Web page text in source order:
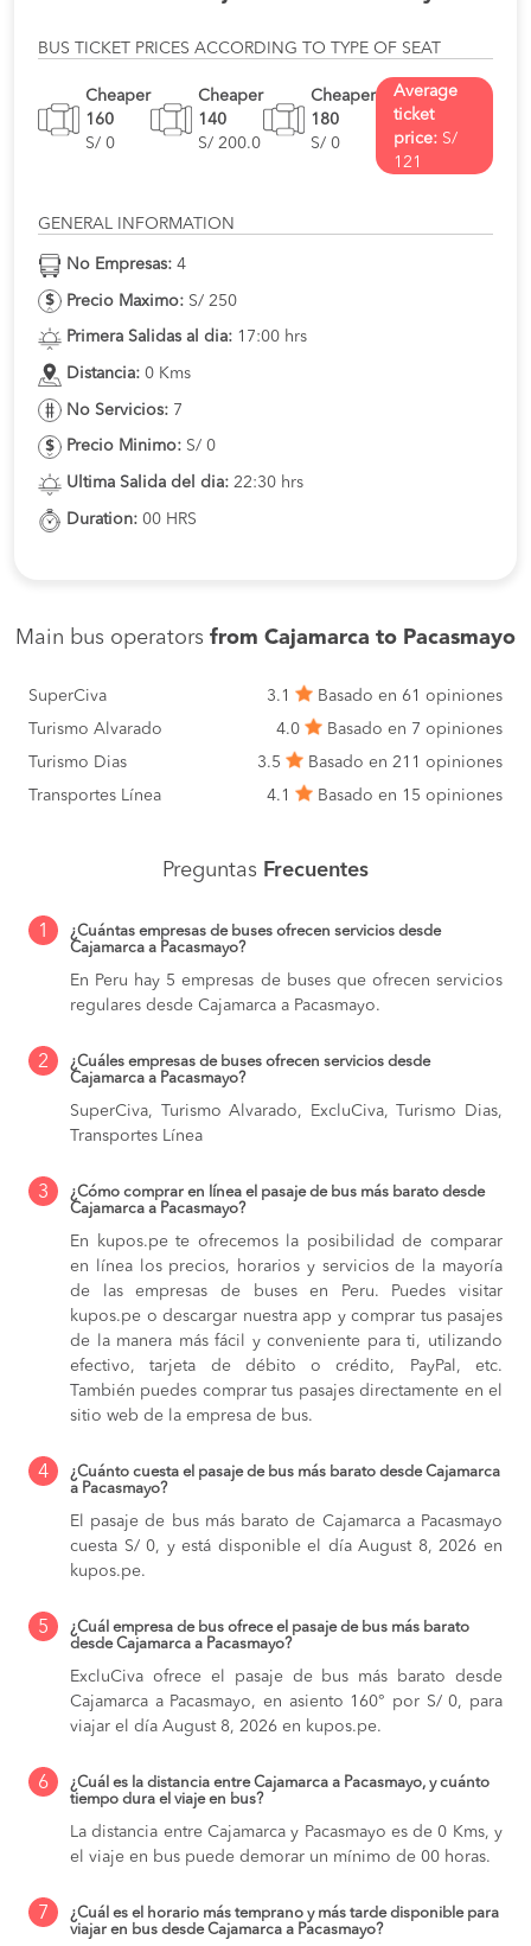
BUS TICKET PRICES ACCORDING TO TYPE OF SEAT
Cheaper
160
S/ 0
Cheaper
140
S/ 200.0
Cheaper
180
S/ 0
Average
ticket
price: S/
121
GENERAL INFORMATION
No Empresas: 4
Precio Maximo: S/ 250
Primera Salidas al dia: 17:00 hrs
Distancia: 0 Kms
No Servicios: 7
Precio Minimo: S/ 0
Ultima Salida del dia: 22:30 hrs
Duration: 00 HRS
Main bus operators from Cajamarca to Pacasmayo
SuperCiva 3.1
Basado en 61 opiniones
Turismo Alvarado
4.0
Basado en 7 opiniones
Turismo Dias
3.5
Basado en 211 opiniones
Transportes Línea
4.1 Basado en 15 opiniones
Preguntas Frecuentes
1
¿Cuántas empresas de buses ofrecen servicios desde
Cajamarca a Pacasmayo?
En Peru hay 5 empresas de buses que ofrecen servicios
regulares desde Cajamarca a Pacasmayo.
2
¿Cuáles empresas de buses ofrecen servicios desde
Cajamarca a Pacasmayo?
SuperCiva, Turismo Alvarado, ExcluCiva, Turismo Dias,
Transportes Línea
3
¿Cómo comprar en línea el pasaje de bus más barato desde
Cajamarca a Pacasmayo?
En kupos.pe te ofrecemos la posibilidad de comparar
en línea los precios, horarios y servicios de la mayoría
de las empresas de buses en Peru. Puedes visitar
kupos.pe o descargar nuestra app y comprar tus pasajes
de la manera más fácil y conveniente para ti, utilizando
efectivo, tarjeta de débito o crédito, PayPal, etc.
También puedes comprar tus pasajes directamente en el
sitio web de la empresa de bus.
4
¿Cuánto cuesta el pasaje de bus más barato desde Cajamarca
a Pacasmayo?
El pasaje de bus más barato de Cajamarca a Pacasmayo
cuesta S/ 0, y está disponible el día August 8, 2026 en
kupos.pe.
5
¿Cuál empresa de bus ofrece el pasaje de bus más barato
desde Cajamarca a Pacasmayo?
ExcluCiva ofrece el pasaje de bus más barato desde
Cajamarca a Pacasmayo, en asiento 160° por S/ 0, para
viajar el día August 8, 2026 en kupos.pe.
6
¿Cuál es la distancia entre Cajamarca a Pacasmayo, y cuánto
tiempo dura el viaje en bus?
La distancia entre Cajamarca y Pacasmayo es de 0 Kms, y
el viaje en bus puede demorar un mínimo de 00 horas.
7
¿Cuál es el horario más temprano y más tarde disponible para
viajar en bus desde Cajamarca a Pacasmayo?